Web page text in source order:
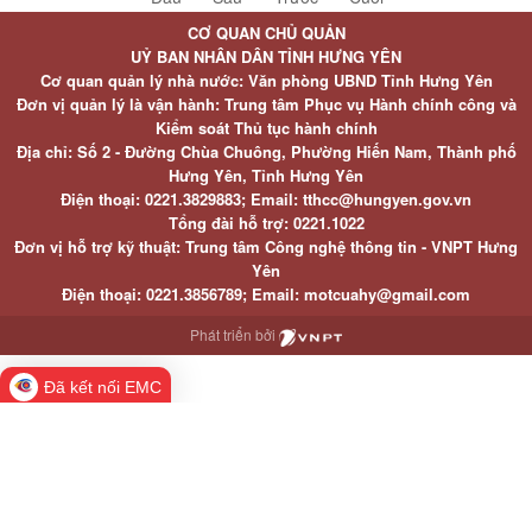
CƠ QUAN CHỦ QUẢN
UỶ BAN NHÂN DÂN TỈNH HƯNG YÊN
Cơ quan quản lý nhà nước: Văn phòng UBND Tỉnh Hưng Yên
Đơn vị quản lý là vận hành: Trung tâm Phục vụ Hành chính công và
Kiểm soát Thủ tục hành chính
Địa chỉ: Số 2 - Đường Chùa Chuông, Phường Hiến Nam, Thành phố
Hưng Yên, Tỉnh Hưng Yên
Điện thoại: 0221.3829883; Email: tthcc@hungyen.gov.vn
Tổng đài hỗ trợ: 0221.1022
Đơn vị hỗ trợ kỹ thuật: Trung tâm Công nghệ thông tin - VNPT Hưng
Yên
Điện thoại: 0221.3856789; Email: motcuahy@gmail.com
Phát triển bởi
Đã kết nối EMC